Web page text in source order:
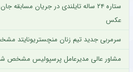
ستاره ۲۴ ساله تایلندی در جریان
عکس
سرمربی جدید تیم زنان منچستریونایتد
مشاور عالی مدیرعامل پرسپولیس